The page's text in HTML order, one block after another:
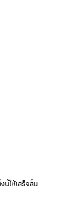
ให้เสร็จสิ้น